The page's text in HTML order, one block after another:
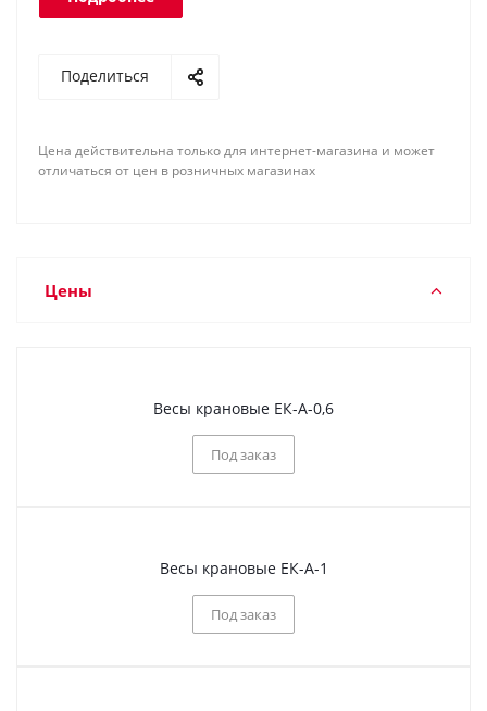
Поделиться
Цена действительна только для интернет-магазина и может
отличаться от цен в розничных магазинах
Цены
Весы крановые ЕК-А-0,6
Под заказ
Весы крановые ЕК-А-1
Под заказ